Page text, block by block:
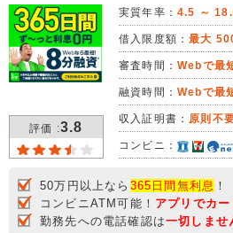
評価 :3.8
実質年率： 4.5 ～
借入限度額：最大
審査時間： Webで最
融資時間： Webで最
収入証明書： 原則不
コンビニ：
50万円以上なら 365日間無利息 ！
コンビニATM可能！ アプリでカー
勤務先への電話確認は一切しませ